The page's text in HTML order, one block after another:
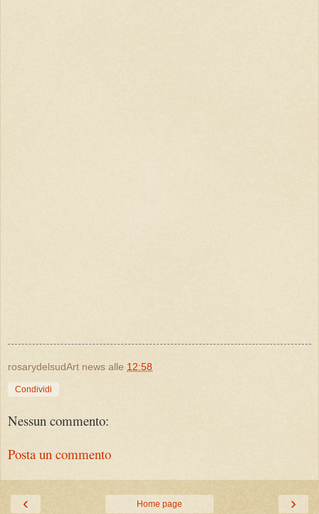
rosarydelsudArt news alle 12:58
Condividi
Nessun commento:
Posta un commento
‹ ›
Home page